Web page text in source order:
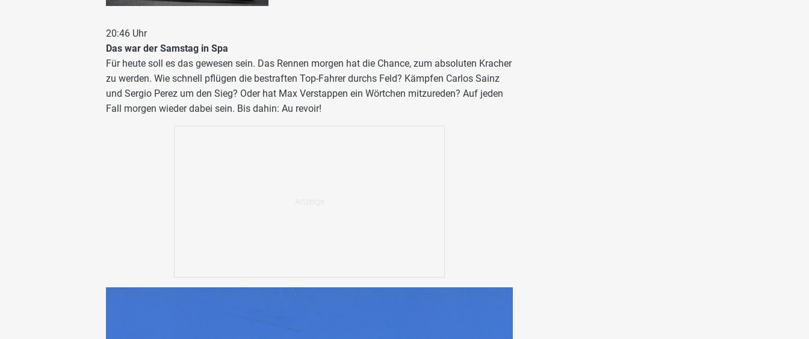
20:46 Uhr
Das war der Samstag in Spa
Für heute soll es das gewesen sein. Das Rennen morgen hat die Chance, zum absoluten Kracher
zu werden. Wie schnell pflügen die bestraften Top-Fahrer durchs Feld? Kämpfen Carlos Sainz
und Sergio Perez um den Sieg? Oder hat Max Verstappen ein Wörtchen mitzureden? Auf jeden
Fall morgen wieder dabei sein. Bis dahin: Au revoir!